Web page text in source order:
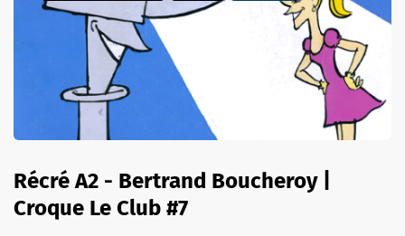
Récré A2 - Bertrand Boucheroy |
Croque Le Club #7